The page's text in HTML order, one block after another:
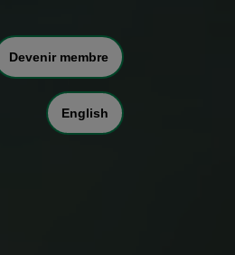
Devenir membre
English